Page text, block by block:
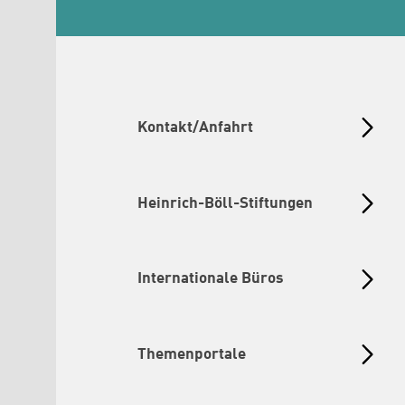
Kontakt/Anfahrt
Heinrich-Böll-Stiftungen
Internationale Büros
Themenportale